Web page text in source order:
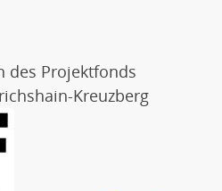
des Projektfonds
Kreuzberg